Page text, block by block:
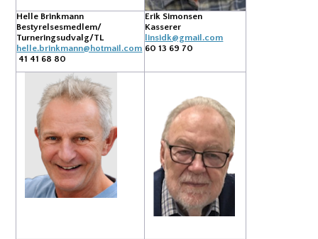
Helle Brinkmann
Bestyrelsesmedlem/
Turneringsudvalg/TL
helle.brinkmann@hotmail.com
41 41 68 80
Erik Simonsen
Kasserer
linsidk@gmail.com
60 13 69 70